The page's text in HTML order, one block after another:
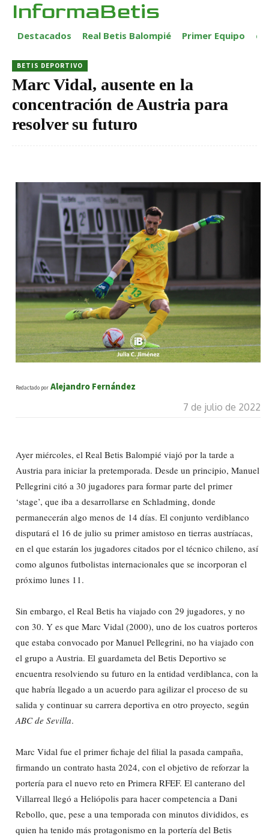
InformaBetis
Destacados Real Betis Balompié Primer Equipo
BETIS DEPORTIVO
Marc Vidal, ausente en la
concentración de Austria para
resolver su futuro
Redactado por Alejandro Fernández
7 de julio de 2022
Ayer miércoles, el Real Betis Balompié viajó por la tarde a
Austria para iniciar la pretemporada. Desde un principio, Manuel
Pellegrini citó a 30 jugadores para formar parte del primer
‘stage’, que iba a desarrollarse en Schladming, donde
permanecerán algo menos de 14 días. El conjunto verdiblanco
disputará el 16 de julio su primer amistoso en tierras austríacas,
en el que estarán los jugadores citados por el técnico chileno, así
como algunos futbolistas internacionales que se incorporan el
próximo lunes 11.
Sin embargo, el Real Betis ha viajado con 29 jugadores, y no
con 30. Y es que Marc Vidal (2000), uno de los cuatros porteros
que estaba convocado por Manuel Pellegrini, no ha viajado con
el grupo a Austria. El guardameta del Betis Deportivo se
encuentra resolviendo su futuro en la entidad verdiblanca, con la
que habría llegado a un acuerdo para agilizar el proceso de su
salida y continuar su carrera deportiva en otro proyecto, según
ABC de Sevilla.
Marc Vidal fue el primer fichaje del filial la pasada campaña,
firmando un contrato hasta 2024, con el objetivo de reforzar la
portería para el nuevo reto en Primera RFEF. El canterano del
Villarreal llegó a Heliópolis para hacer competencia a Dani
Rebollo, que, pese a una temporada con minutos divididos, es
quien ha tenido más protagonismo en la portería del Betis